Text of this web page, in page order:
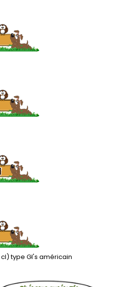
type GI's américain